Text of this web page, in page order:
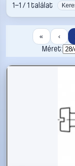
1–1 / 1 találat
« ‹
Méret: